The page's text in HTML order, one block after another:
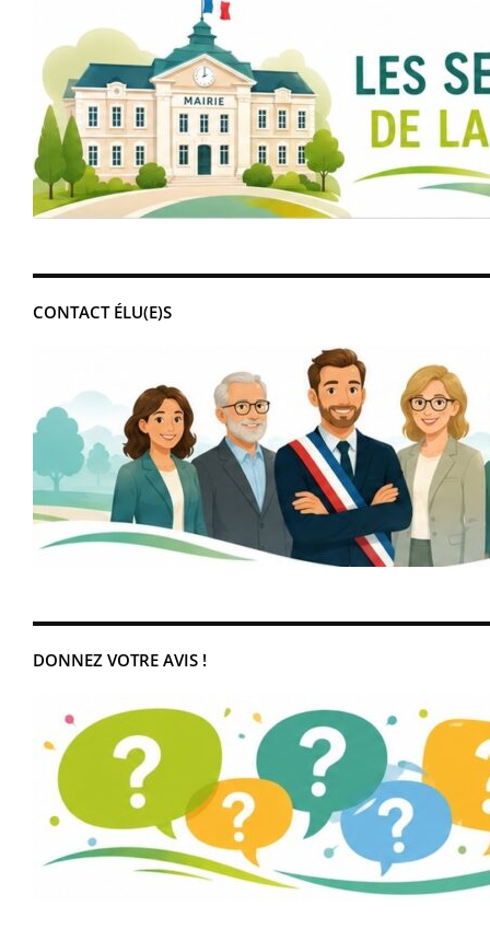
CONTACT ÉLU(E)S
DONNEZ VOTRE AVIS !